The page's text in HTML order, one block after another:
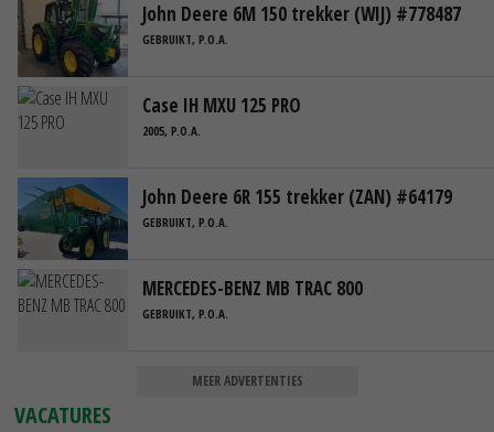
John Deere 6M 150 trekker (WIJ) #778487
GEBRUIKT, P.O.A.
Case IH MXU 125 PRO
2005, P.O.A.
John Deere 6R 155 trekker (ZAN) #64179
GEBRUIKT, P.O.A.
MERCEDES-BENZ MB TRAC 800
GEBRUIKT, P.O.A.
MEER ADVERTENTIES
VACATURES